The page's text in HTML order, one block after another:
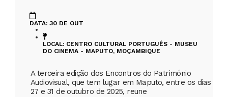
DATA: 30 DE OUT
LOCAL: CENTRO CULTURAL PORTUGUÊS - MUSEU
DO CINEMA - MAPUTO, MOÇAMBIQUE
A terceira edição dos Encontros do Património
Audiovisual, que tem lugar em Maputo, entre os dias
27 e 31 de outubro de 2025, reune